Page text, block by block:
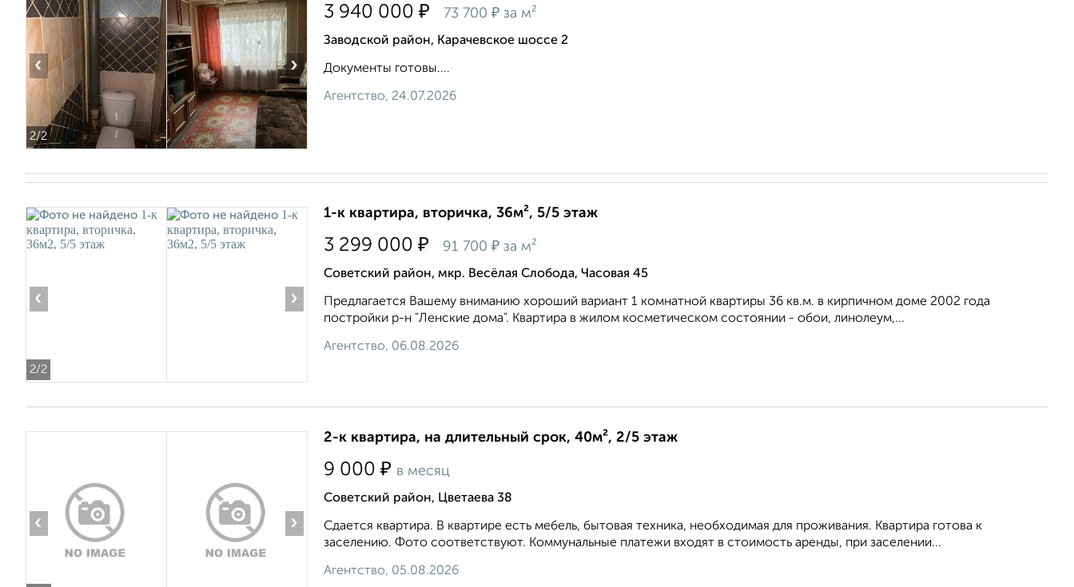
2/2
‹ ›
3 940 000 ₽ 73 700 ₽ за м²
Заводской район, Карачевское шоссе 2
Документы готовы....
Агентство, 24.07.2026
2/2
‹ ›
1-к квартира, вторичка, 36м², 5/5 этаж
3 299 000 ₽ 91 700 ₽ за м²
Советский район, мкр. Весёлая Слобода, Часовая 45
Предлагается Вашему вниманию хороший вариант 1 комнатной квартиры 36 кв.м. в кирпичном доме 2002 года
постройки р-н "Ленские дома". Квартира в жилом косметическом состоянии - обои, линолеум,...
Агентство, 06.08.2026
‹ ›
2-к квартира, на длительный срок, 40м², 2/5 этаж
9 000 ₽ в месяц
Советский район, Цветаева 38
Сдается квартира. В квартире есть мебель, бытовая техника, необходимая для проживания. Квартира готова к
заселению. Фото соответствуют. Коммунальные платежи входят в стоимость аренды, при заселении...
Агентство, 05.08.2026